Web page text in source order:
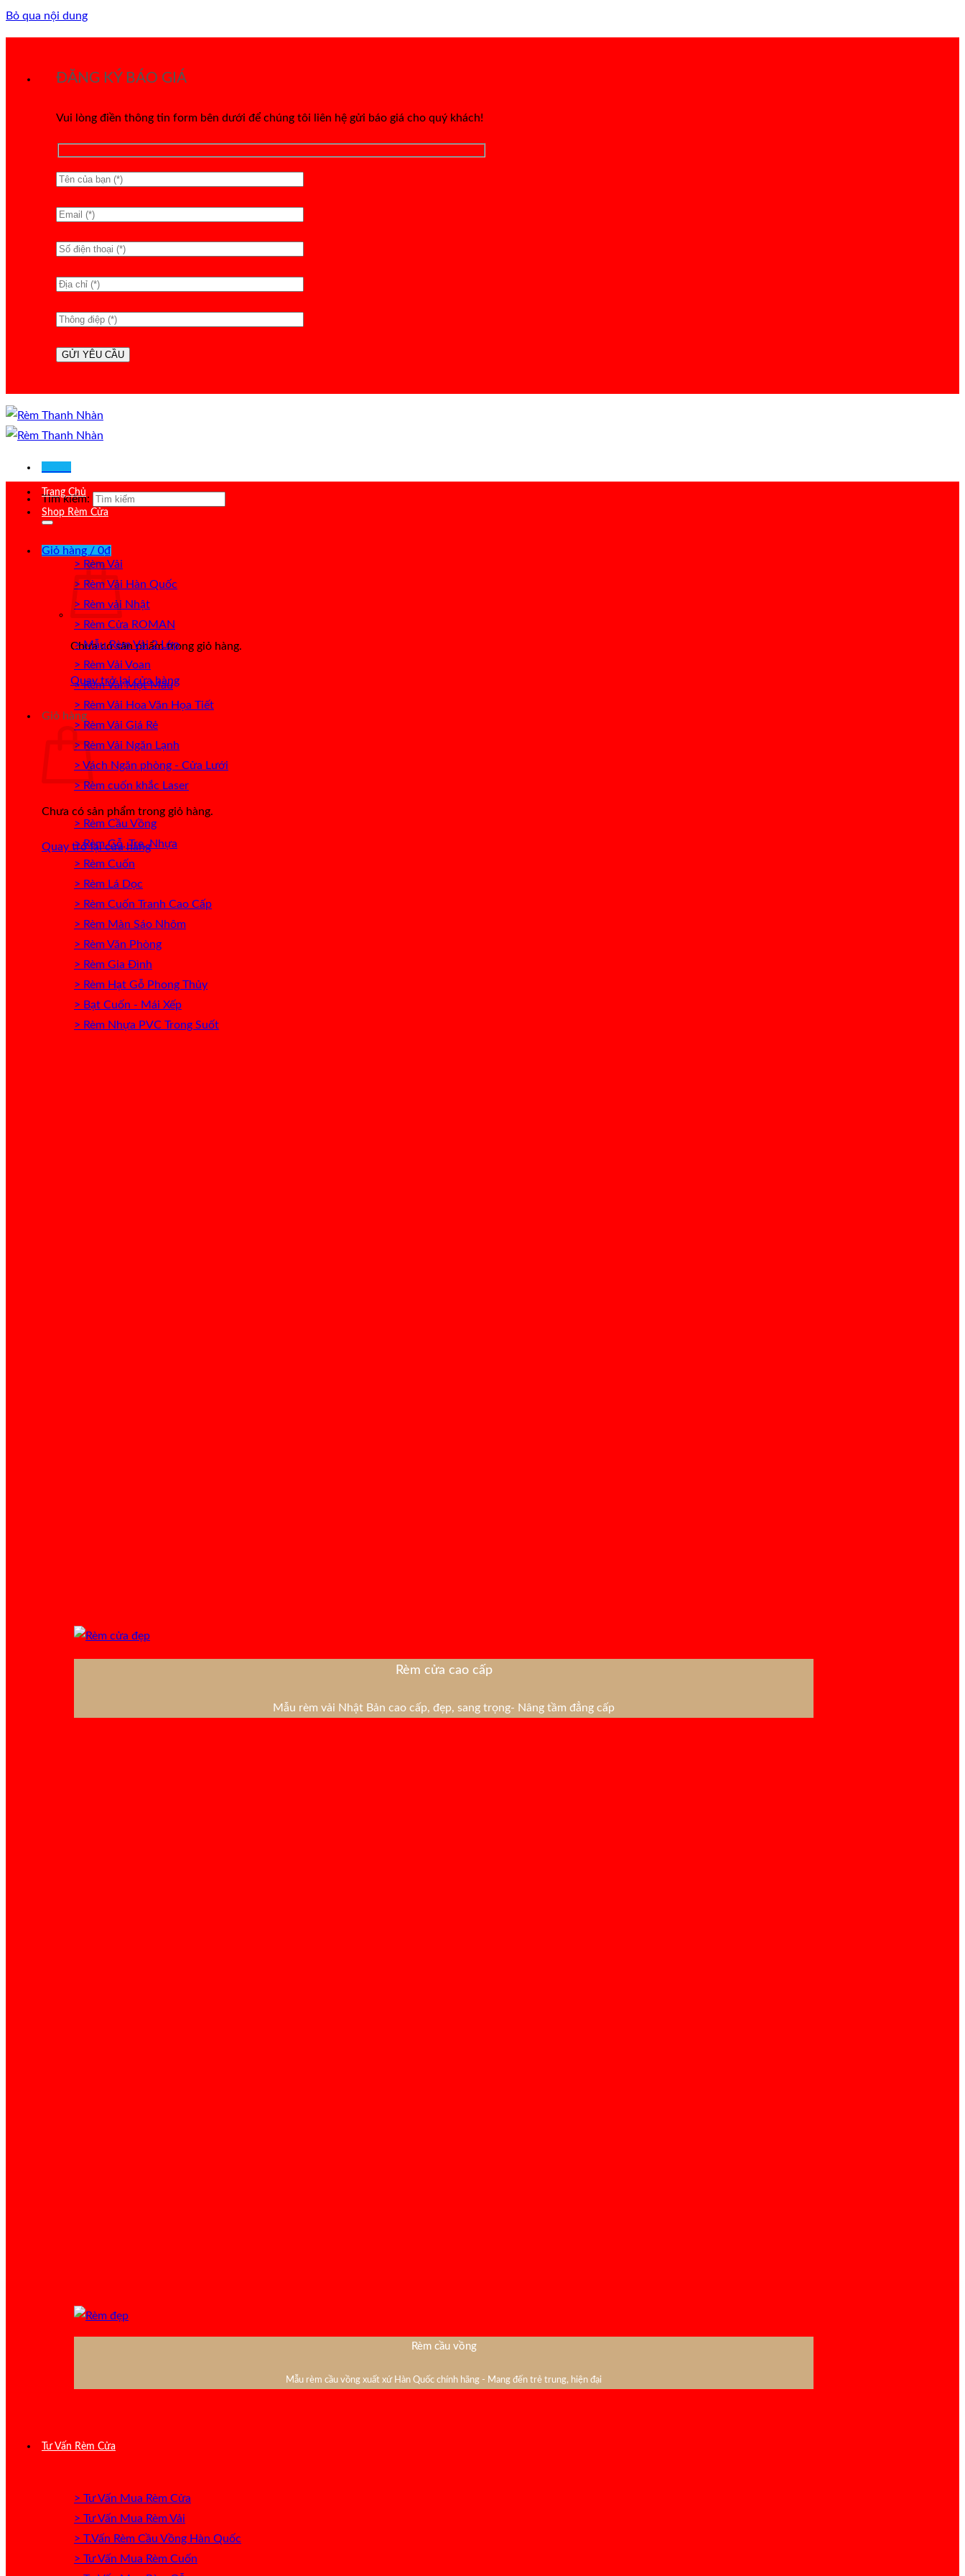
Bỏ qua nội dung
ĐĂNG KÝ BÁO GIÁ
Vui lòng điền thông tin form bên dưới để chúng tôi liên hệ gửi báo giá cho quý khách!
Tìm kiếm:
Giỏ hàng / 0₫
Chưa có sản phẩm trong giỏ hàng.
Quay trở lại cửa hàng
Giỏ hàng
Chưa có sản phẩm trong giỏ hàng.
Quay trở lại cửa hàng
Trang Chủ
Shop Rèm Cửa
> Rèm Vải
> Rèm Vải Hàn Quốc
> Rèm vải Nhật
> Rèm Cửa ROMAN
> Mẫu Rèm Vải 2 Lớp
> Rèm Vải Voan
> Rèm Vải Một Màu
> Rèm Vải Hoa Văn Họa Tiết
> Rèm Vải Giá Rẻ
> Rèm Vải Ngăn Lạnh
> Vách Ngăn phòng - Cửa Lưới
> Rèm cuốn khắc Laser
> Rèm Cầu Vồng
> Rèm Gỗ, Tre, Nhựa
> Rèm Cuốn
> Rèm Lá Dọc
> Rèm Cuốn Tranh Cao Cấp
> Rèm Màn Sáo Nhôm
> Rèm Văn Phòng
> Rèm Gia Đình
> Rèm Hạt Gỗ Phong Thủy
> Bạt Cuốn - Mái Xếp
> Rèm Nhựa PVC Trong Suốt
Rèm cửa cao cấp
Mẫu rèm vải Nhật Bản cao cấp, đẹp, sang trọng- Nâng tầm đẳng cấp
Rèm cầu vồng
Mẫu rèm cầu vồng xuất xứ Hàn Quốc chính hãng - Mang đến trẻ trung, hiện đại
Tư Vấn Rèm Cửa
> Tư Vấn Mua Rèm Cửa
> Tư Vấn Mua Rèm Vải
> T.Vấn Rèm Cầu Vồng Hàn Quốc
> Tư Vấn Mua Rèm Cuốn